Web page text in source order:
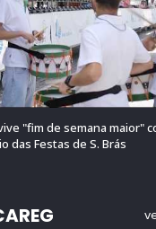
"fim de semana maior"
das Festas de S. Brás